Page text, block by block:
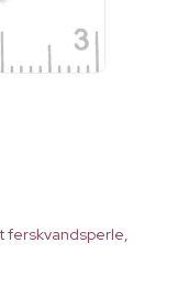
ferskvandsperle,